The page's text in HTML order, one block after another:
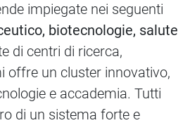
impiegate nei seguenti
biotecnologie, salute
di centri di ricerca,
offre un cluster innovativo,
e accademia. Tutti
di un sistema forte e